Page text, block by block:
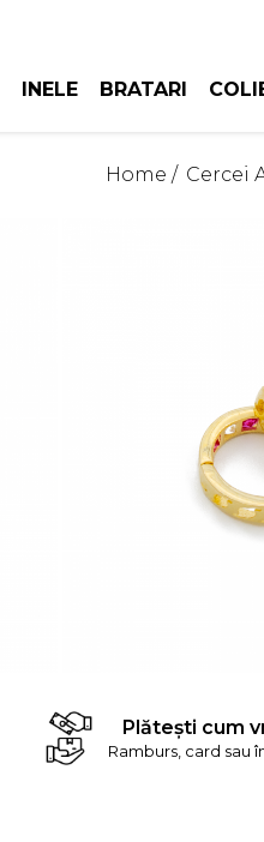
INELE BRATARI
Home / Cercei
Plătești cum
Ramburs, card sau